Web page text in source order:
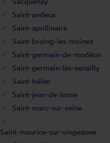
Saint-andeux
Saint-apollinaire
Saint-broing-les-moines
Saint-germain-de-modéon
Saint-germain-lès-senailly
Saint-hélier
Saint-jean-de-losne
Saint-marc-sur-seine
Saint-maurice-sur-vingeanne